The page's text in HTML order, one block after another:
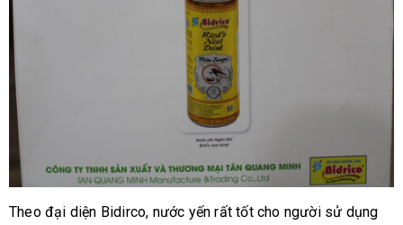
Theo đại diện Bidirco, nước yến rất tốt cho người sử dụng